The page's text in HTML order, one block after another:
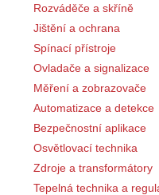
Rozváděče a skříně
Jištění a ochrana
Spínací přístroje
Ovladače a signalizace
Měření a zobrazovače
Automatizace a detekce
Bezpečnostní aplikace
Osvětlovací technika
Zdroje a transformátory
Tepelná technika a